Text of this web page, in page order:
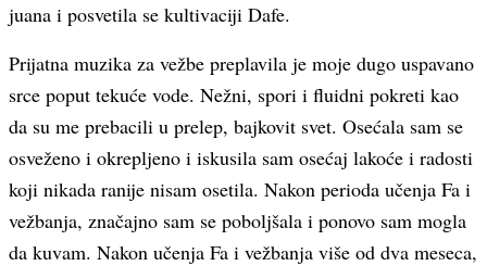
juana i posvetila se kultivaciji Dafe.
Prijatna muzika za vežbe preplavila je moje dugo uspavano
srce poput tekuće vode. Nežni, spori i fluidni pokreti kao
da su me prebacili u prelep, bajkovit svet. Osećala sam se
osveženo i okrepljeno i iskusila sam osećaj lakoće i radosti
koji nikada ranije nisam osetila. Nakon perioda učenja Fa i
vežbanja, značajno sam se poboljšala i ponovo sam mogla
da kuvam. Nakon učenja Fa i vežbanja više od dva meseca,